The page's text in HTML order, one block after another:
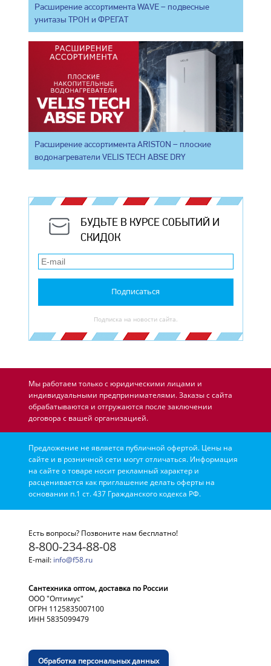
Расширение ассортимента WAVE – подвесные
унитазы ТРОН и ФРЕГАТ
Расширение ассортимента ARISTON – плоские
водонагреватели VELIS TECH ABSE DRY
БУДЬТЕ В КУРСЕ СОБЫТИЙ И
СКИДОК
Подписаться
Подписка на новости сайта.
Мы работаем только с юридическими лицами и
индивидуальными предпринимателями. Заказы с сайта
обрабатываются и отгружаются после заключении
договора с вашей организацией.
Предложение не является публичной офертой. Цены на
сайте и в розничной сети могут отличаться. Информация
на сайте о товаре носит рекламный характер и
расценивается как приглашение делать оферты на
основании п.1 ст. 437 Гражданского кодекса РФ.
Есть вопросы? Позвоните нам бесплатно!
8-800-234-88-08
E-mail: info@f58.ru
Сантехника оптом, доставка по России
ООО "Оптимус"
ОГРН 1125835007100
ИНН 5835099479
Обработка персональных данных